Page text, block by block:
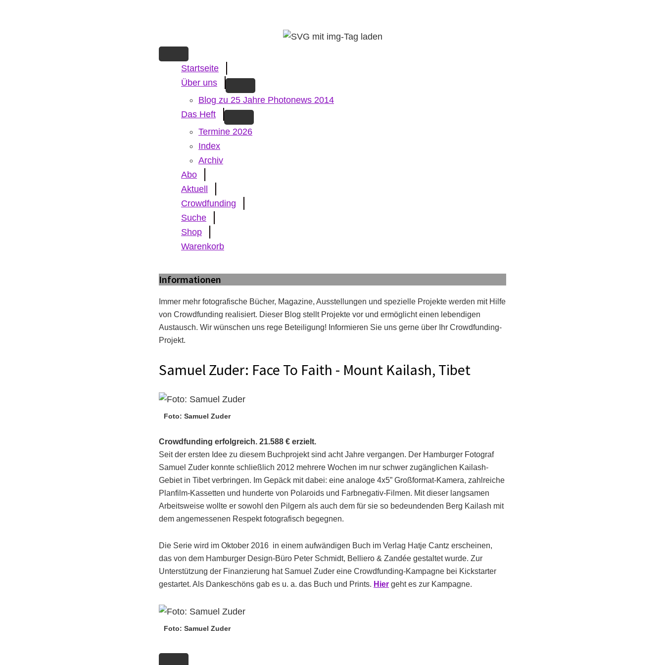
Startseite
Über uns
Blog zu 25 Jahre Photonews 2014
Das Heft
Termine 2026
Index
Archiv
Abo
Aktuell
Crowdfunding
Suche
Shop
Warenkorb
Informationen
Immer mehr fotografische Bücher, Magazine, Ausstellungen und spezielle Projekte werden mit Hilfe
von Crowdfunding realisiert. Dieser Blog stellt Projekte vor und ermöglicht einen lebendigen
Austausch. Wir wünschen uns rege Beteiligung! Informieren Sie uns gerne über Ihr Crowdfunding-
Projekt.
Samuel Zuder: Face To Faith - Mount Kailash, Tibet
Foto: Samuel Zuder
Crowdfunding erfolgreich. 21.588 € erzielt.
Seit der ersten Idee zu diesem Buchprojekt sind acht Jahre vergangen. Der Hamburger Fotograf
Samuel Zuder konnte schließlich 2012 mehrere Wochen im nur schwer zugänglichen Kailash-
Gebiet in Tibet verbringen. Im Gepäck mit dabei: eine analoge 4x5” Großformat-Kamera, zahlreiche
Planfilm-Kassetten und hunderte von Polaroids und Farbnegativ-Filmen. Mit dieser langsamen
Arbeitsweise wollte er sowohl den Pilgern als auch dem für sie so bedeundenden Berg Kailash mit
dem angemessenen Respekt fotografisch begegnen.
Die Serie wird im Oktober 2016 in einem aufwändigen Buch im Verlag Hatje Cantz erscheinen,
das von dem Hamburger Design-Büro Peter Schmidt, Belliero & Zandée gestaltet wurde. Zur
Unterstützung der Finanzierung hat Samuel Zuder eine Crowdfunding-Kampagne bei Kickstarter
gestartet. Als Dankeschöns gab es u. a. das Buch und Prints. Hier geht es zur Kampagne.
Foto: Samuel Zuder